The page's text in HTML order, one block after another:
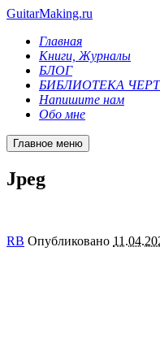
GuitarMaking.ru
Главная
Книги, Журналы
БЛОГ
БИБЛИОТЕКА
Напишите нам
Обо мне
Главное меню
Jpeg
RB Опубликовано